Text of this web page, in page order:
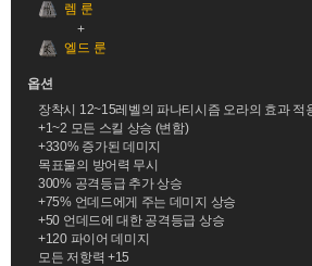
렘 룬
엘드 룬
옵션
장착시 12~15레벨의 파나티시즘 오라의 효과 적
+1~2 모든 스킬 상승 (변함)
+330% 증가된 데미지
목표물의 방어력 무시
300% 공격등급 추가 상승
+75% 언데드에게 주는 데미지 상승
+50 언데드에 대한 공격등급 상승
+120 파이어 데미지
모든 저항력 +15